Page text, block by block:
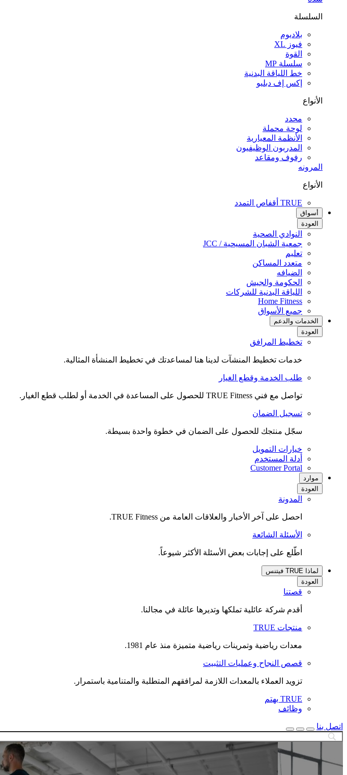
السلسلة
بلاديوم
فيوز XL
القوة
سلسلة MP
خط اللياقة البدنية
إكس إف دبليو
الأنواع
محدد
لوحة محملة
الأنظمة المعيارية
المدربون الوظيفيون
رفوف ومقاعد
المرونه
الأنواع
TRUE أقفاص التمدد
أسواق
العودة
النوادي الصحية
جمعية الشبان المسيحية / JCC
تعليم
متعدد المساكن
الضيافه
الحكومة والجيش
اللياقة البدنية للشركات
Home Fitness
جميع الأسواق
الخدمات والدعم
العودة
تخطيط المرافق
خدمات تخطيط المنشآت لدينا هنا لمساعدتك في تخطيط المنشأة المثالية.
طلب الخدمة وقطع الغيار
تواصل مع فني TRUE Fitness للحصول على المساعدة في الخدمة أو لطلب قطع الغيار.
تسجيل الضمان
سجّل منتجك للحصول على الضمان في خطوة واحدة بسيطة.
خيارات التمويل
أدلة المستخدم
Customer Portal
موارد
العودة
المدونة
احصل على آخر الأخبار والعلاقات العامة من TRUE Fitness.
الأسئلة الشائعة
اطّلع على إجابات بعض الأسئلة الأكثر شيوعاً.
لماذا TRUE فيتنس
العودة
قصتنا
أقدم شركة عائلية تملكها وتديرها عائلة في مجالنا.
منتجات TRUE
معدات رياضية وتمرينات رياضية متميزة منذ عام 1981.
قصص النجاح وعمليات التثبيت
تزويد العملاء بالمعدات اللازمة لمرافقهم المتطلبة والمتنامية باستمرار.
TRUE يهتم
وظائف
اتصل بنا
بحثإغلاق
البحث